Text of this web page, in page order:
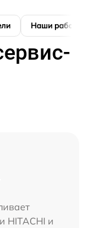
Наши работы
HITACHI и